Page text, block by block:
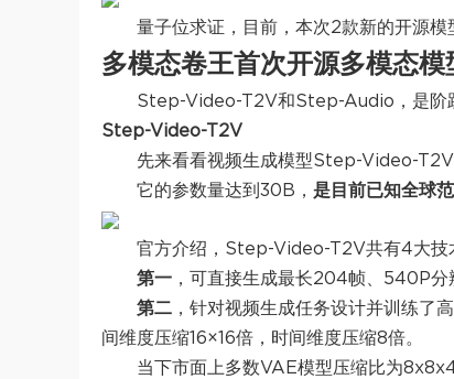
量子位求证，目前，本次2款新的开源模
多模态卷王首次开源多模态模
Step-Video-T2V和Step-Audio，是阶
Step-Video-T2V
先来看看视频生成模型Step-Video-T2V
它的参数量达到30B， 是目前已知全球
官方介绍，Step-Video-T2V共有4大技
第一 ，可直接生成最长204帧、540P分
第二 ，针对视频生成任务设计并训练了
间维度压缩16×16倍，时间维度压缩8倍。
当下市面上多数VAE模型压缩比为